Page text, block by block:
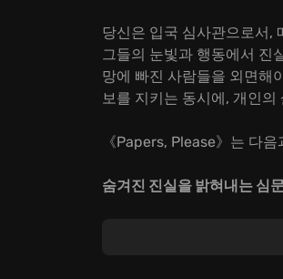
당신은 입국 심사관으로서,
그들의 눈빛과 행동에서 진
망에 빠진 사람들을 외면해
보를 지키는 동시에, 개인
《Papers, Please》는 다
숨겨진 진실을 밝혀내는 심